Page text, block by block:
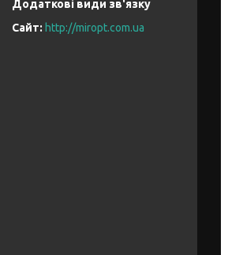
http://miropt.com.ua